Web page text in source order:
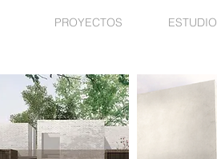
PROYECTOS ESTUDIO